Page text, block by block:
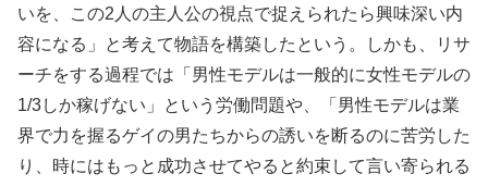
いを、この2人の主人公の視点で捉えられたら興味深い内
容になる」と考えて物語を構築したという。しかも、リサ
ーチをする過程では「男性モデルは一般的に女性モデルの
1/3しか稼げない」という労働問題や、「男性モデルは業
界で力を握るゲイの男たちからの誘いを断るのに苦労した
り、時にはもっと成功させてやると約束して言い寄られる